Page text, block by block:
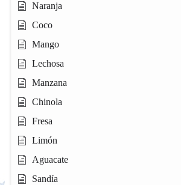
Naranja
Coco
Mango
Lechosa
Manzana
Chinola
Fresa
Limón
Aguacate
Sandía